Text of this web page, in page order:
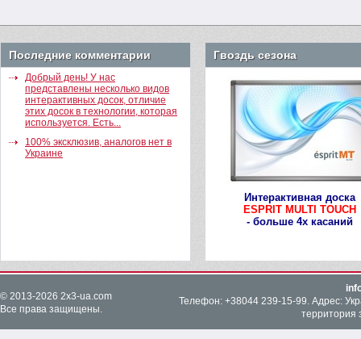
Последние комментарии
Добрый день! У нас
представлены несколько видов
интерактивных досок, отличие
этих досок в технологии, которая
используется. Есть...
100% эксклюзив, аналогов нет в
Украине
Гвоздь сезона
Интерактивная доска
ESPRIT MULTI TOUCH
- больше 4х касаний
© 2013-2026 2x3-ua.com
Все права защищены.
Телефон: +38044 239-15-99. Адрес:
территория